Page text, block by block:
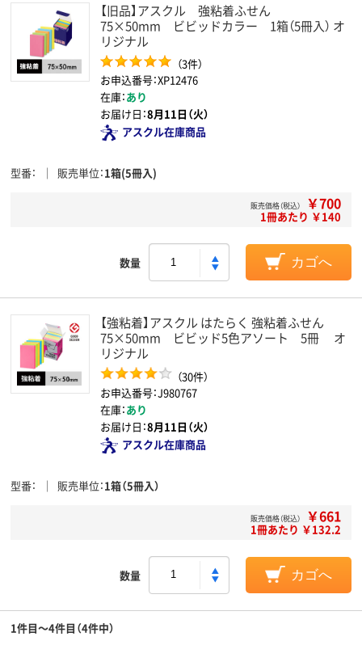
【旧品】アスクル 強粘着ふせん
75×50mm ビビッドカラー 1箱（5冊入） オ
リジナル
（3件）
お申込番号：XP12476
在庫：あり
お届け日：8月11日（火）
アスクル在庫商品
型番 販売単位 1箱(5冊入)
販売価格（税込） ￥700
1冊あたり ￥140
数量 カゴへ
【強粘着】アスクル はたらく 強粘着ふせん
75×50mm ビビッド5色アソート 5冊 オ
リジナル
（30件）
お申込番号：J980767
在庫：あり
お届け日：8月11日（火）
アスクル在庫商品
型番 販売単位 1箱（5冊入）
販売価格（税込） ￥661
1冊あたり ￥132.2
数量 カゴへ
1件目～4件目（4件中）